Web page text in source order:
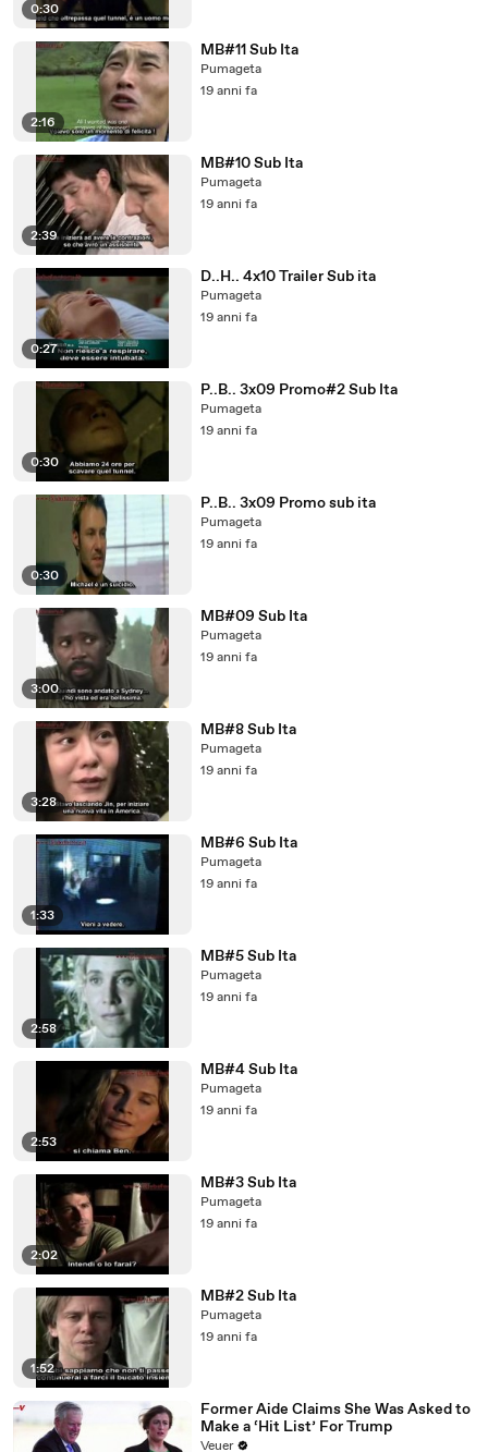
0:30
2:16
MB#11 Sub Ita
Pumageta
19 anni fa
2:39
MB#10 Sub Ita
Pumageta
19 anni fa
0:27
D..H.. 4x10 Trailer Sub ita
Pumageta
19 anni fa
0:30
P..B.. 3x09 Promo#2 Sub Ita
Pumageta
19 anni fa
0:30
P..B.. 3x09 Promo sub ita
Pumageta
19 anni fa
3:00
MB#09 Sub Ita
Pumageta
19 anni fa
3:28
MB#8 Sub Ita
Pumageta
19 anni fa
1:33
MB#6 Sub Ita
Pumageta
19 anni fa
2:58
MB#5 Sub Ita
Pumageta
19 anni fa
2:53
MB#4 Sub Ita
Pumageta
19 anni fa
2:02
MB#3 Sub Ita
Pumageta
19 anni fa
1:52
MB#2 Sub Ita
Pumageta
19 anni fa
Former Aide Claims She Was Asked to
Make a ‘Hit List’ For Trump
Veuer